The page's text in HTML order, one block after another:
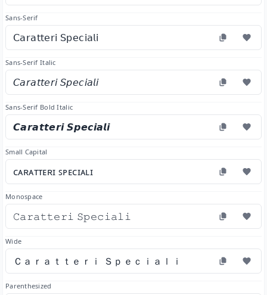
Sans-Serif
𝖢𝖺𝗋𝖺𝗍𝗍𝖾𝗋𝗂 𝖲𝗉𝖾𝖼𝗂𝖺𝗅𝗂
Sans-Serif Italic
𝘊𝘢𝘳𝘢𝘵𝘵𝘦𝘳𝘪 𝘚𝘱𝘦𝘤𝘪𝘢𝘭𝘪
Sans-Serif Bold Italic
𝘾𝙖𝙧𝙖𝙩𝙩𝙚𝙧𝙞 𝙎𝙥𝙚𝙘𝙞𝙖𝙡𝙞
Small Capital
ᴄᴀʀᴀᴛᴛᴇʀɪ ꜱᴘᴇᴄɪᴀʟɪ
Monospace
𝙲𝚊𝚛𝚊𝚝𝚝𝚎𝚛𝚒 𝚂𝚙𝚎𝚌𝚒𝚊𝚕𝚒
Wide
Ｃａｒａｔｔｅｒｉ Ｓｐｅｃｉａｌｉ
Parenthesized